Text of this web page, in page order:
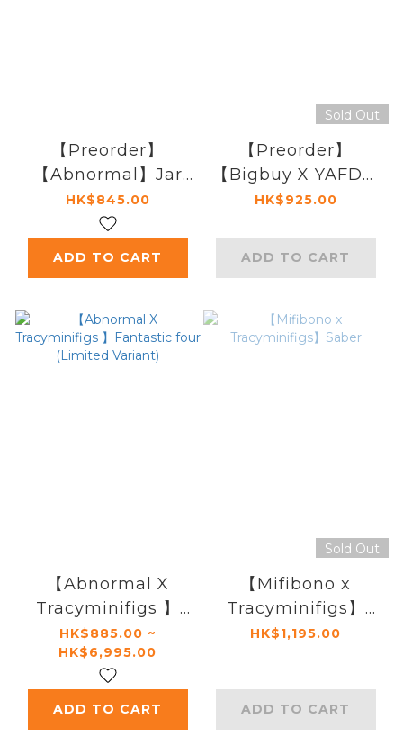
【Preorder】
【Abnormal】Jar
Jar Binks
HK$845.00
ADD TO CART
Sold Out
【Preorder】
【Bigbuy X YAFD】
Winter Soldier
HK$925.00
ADD TO CART
【Abnormal X
Tracyminifigs 】
Fantastic four
(Limited Variant)
HK$885.00 ~
HK$6,995.00
ADD TO CART
Sold Out
【Mifibono x
Tracyminifigs】
Saber
HK$1,195.00
ADD TO CART